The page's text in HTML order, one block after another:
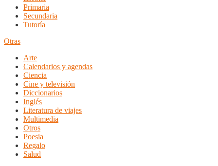
Primaria
Secundaria
Tutoría
Otras
Arte
Calendarios y agendas
Ciencia
Cine y televisión
Diccionarios
Inglés
Literatura de viajes
Multimedia
Otros
Poesia
Regalo
Salud